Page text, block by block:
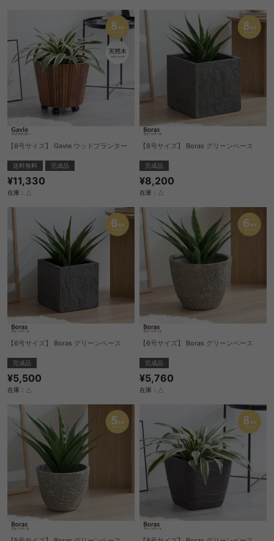
【8号サイズ】 Gavle ウッドプランター
送料無料 完成品
¥11,330
在庫：△
【8号サイズ】 Boras グリーンベース
完成品
¥8,200
在庫：△
【6号サイズ】 Boras グリーンベース
完成品
¥5,500
在庫：△
【6号サイズ】 Boras グリーンベース
完成品
¥5,760
在庫：△